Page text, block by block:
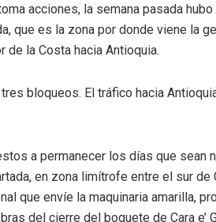
acciones, la semana pasada
que es la zona por donde viene la
de la Costa hacia Antioquia.
bloqueos. El tráfico hacia
a permanecer los días que sean
en zona limítrofe entre el sur de
que envíe la maquinaria amarilla,
del cierre del boquete de Cara e’